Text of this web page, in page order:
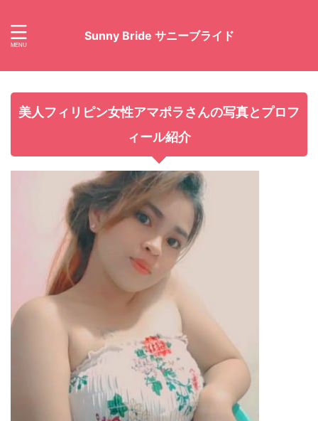
Sunny Bride サニーブライド
美人フィリピン女性アマポラさんの写真とプロフ
ィール紹介